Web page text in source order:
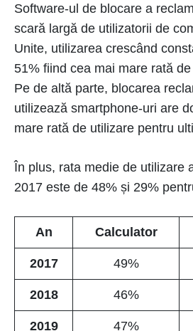
Software-ul de blocare a
scară largă de utilizatorii de
Unite, utilizarea crescând
51% fiind cea mai mare rată
Pe de altă parte, blocarea
utilizează smartphone-uri are
mare rată de utilizare pentru
În plus, rata medie de utilizare
2017 este de 48% și 29%
An Calculator
2017 49%
2018 46%
2019 47%